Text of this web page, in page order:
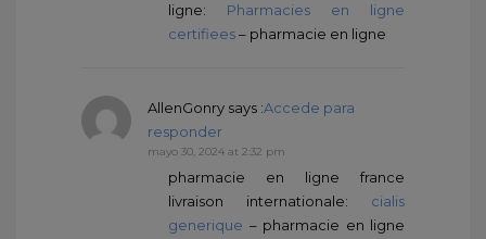
ligne: Pharmacies en ligne
certifiees– pharmacie en ligne
AllenGonry says :Accede para
responder
mayo 30, 2024 at 2:32 pm
pharmacie en ligne france
livraison internationale: cialis
generique – pharmacie en ligne